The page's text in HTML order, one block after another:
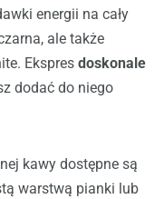
energii na cały
ale także
Ekspres doskonale
dodać do niego
kawy dostępne są
warstwą pianki lub